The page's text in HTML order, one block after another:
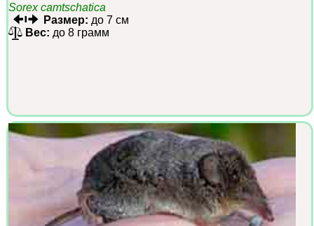
Sorex camtschatica
Размер: до 7 см
Вес: до 8 грамм